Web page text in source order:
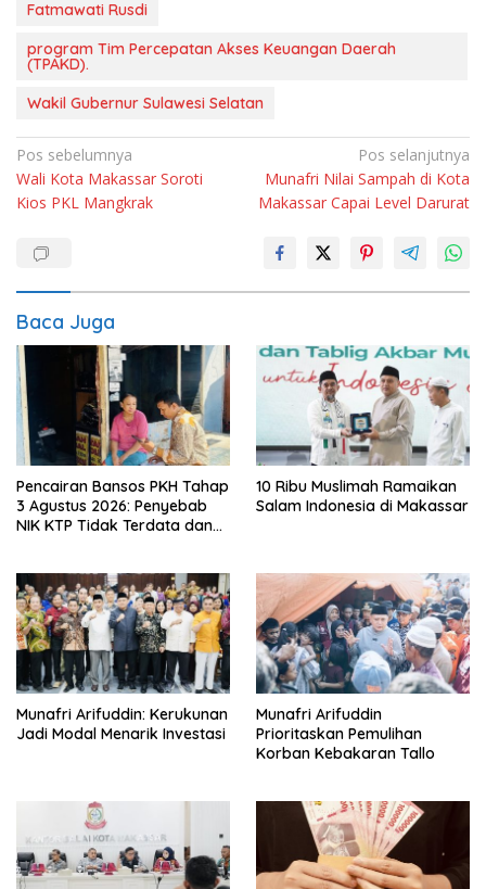
Fatmawati Rusdi
program Tim Percepatan Akses Keuangan Daerah
(TPAKD).
Wakil Gubernur Sulawesi Selatan
Navigasi
pos
Pos sebelumnya
Wali Kota Makassar Soroti
Kios PKL Mangkrak
Pos selanjutnya
Munafri Nilai Sampah di Kota
Makassar Capai Level Darurat
Baca Juga
Pencairan Bansos PKH Tahap
3 Agustus 2026: Penyebab
NIK KTP Tidak Terdata dan
10 Ribu Muslimah Ramaikan
Salam Indonesia di Makassar
Munafri Arifuddin: Kerukunan
Jadi Modal Menarik Investasi
Munafri Arifuddin
Prioritaskan Pemulihan
Korban Kebakaran Tallo